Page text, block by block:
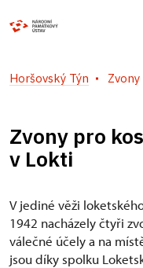
Horšovský Týn
Zvony pro
v Lokti
V jediné věži
1942 nacházely čtyři
válečné účely a na
jsou díky spolku